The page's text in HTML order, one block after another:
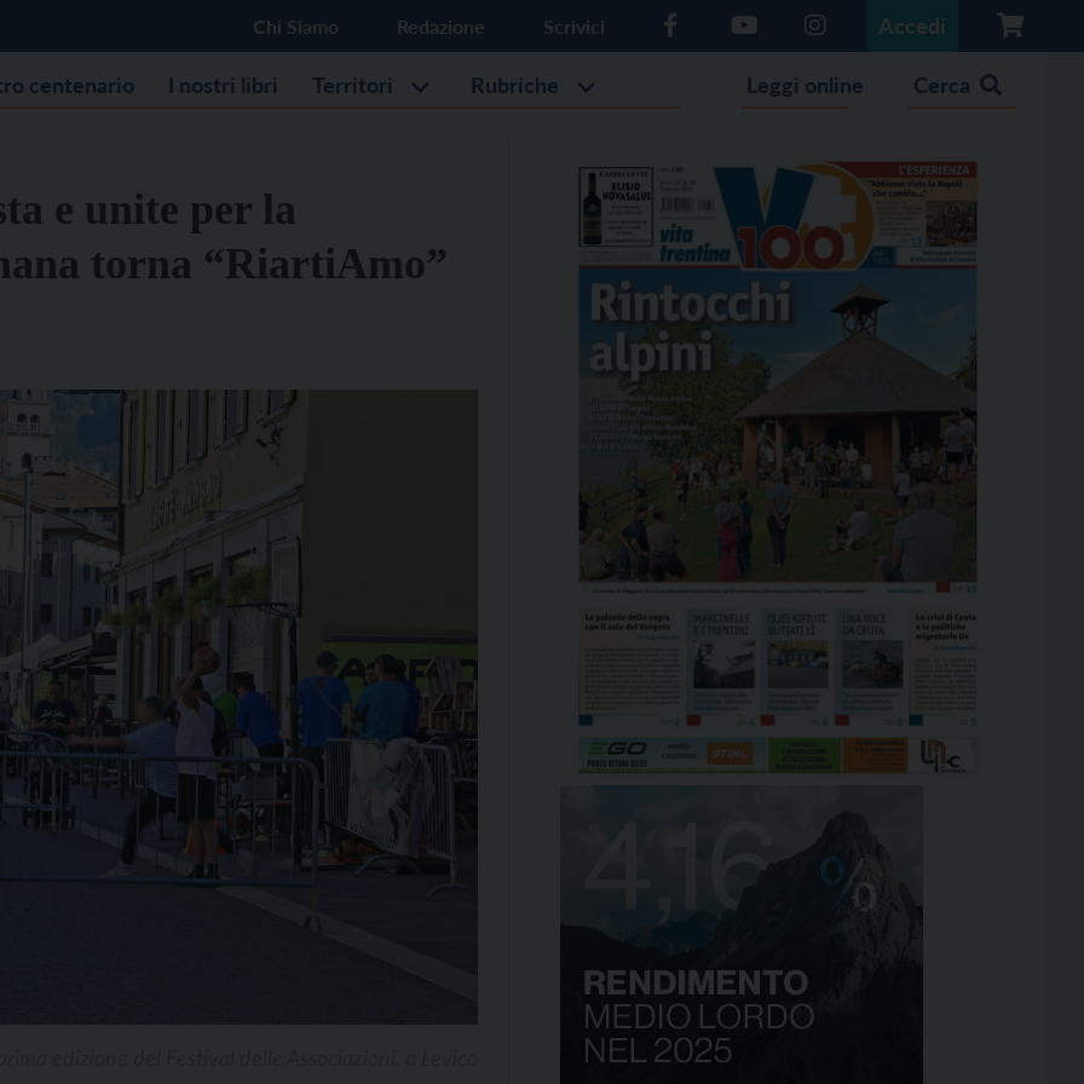
Chi Siamo Redazione Scrivici Accedi
centenario I nostri libri Territori Rubriche Leggi online Cerca
e unite per la
torna “RiartiAmo”